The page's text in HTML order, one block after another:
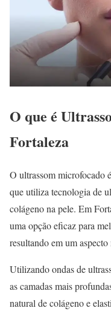
O que é
Fortaleza
O ultrassom microfocado
que utiliza tecnologia de
colágeno na pele. Em
uma opção eficaz para
resultando em um
Utilizando ondas de
as camadas mais
natural de colágeno e